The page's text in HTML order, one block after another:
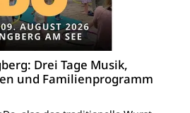
Drei Tage Musik,
und Familienprogramm